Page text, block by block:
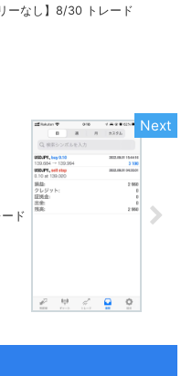
ーなし】8/30 トレード
ド